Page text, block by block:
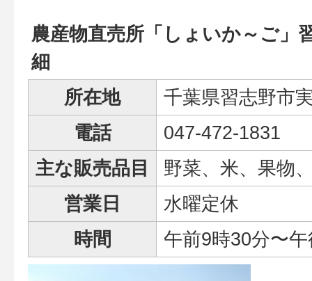
農産物直売所「しょいか～ご」
細
所在地
千葉県習志野市
電話
047-472-1831
主な販売品目
野菜、米、果物
営業日
水曜定休
時間
午前9時30分〜